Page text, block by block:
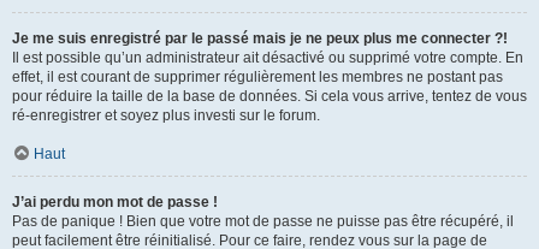
Je me suis enregistré par le passé mais je ne peux plus me connecter ?!
Il est possible qu’un administrateur ait désactivé ou supprimé votre compte. En
effet, il est courant de supprimer régulièrement les membres ne postant pas
pour réduire la taille de la base de données. Si cela vous arrive, tentez de vous
ré-enregistrer et soyez plus investi sur le forum.
Haut
J’ai perdu mon mot de passe !
Pas de panique ! Bien que votre mot de passe ne puisse pas être récupéré, il
peut facilement être réinitialisé. Pour ce faire, rendez vous sur la page de